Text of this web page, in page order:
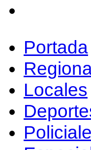
Portada
Locales